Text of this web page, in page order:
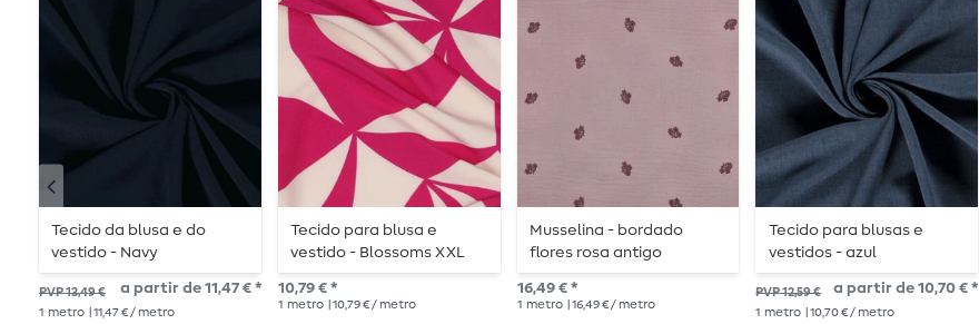
Tecido da blusa e do
vestido - Navy
PVP 13,49 € a partir de 11,47 € *
1 metro | 11,47 € / metro
Tecido para blusa e
vestido - Blossoms XXL
Stretch Fuchsia Ecru
10,79 € *
1 metro | 10,79 € / metro
Musselina - bordado
flores rosa antigo
16,49 € *
1 metro | 16,49 € / metro
Tecido para blusas e
vestidos - azul
PVP 12,59 € a partir de 10,70 € *
1 metro | 10,70 € / metro